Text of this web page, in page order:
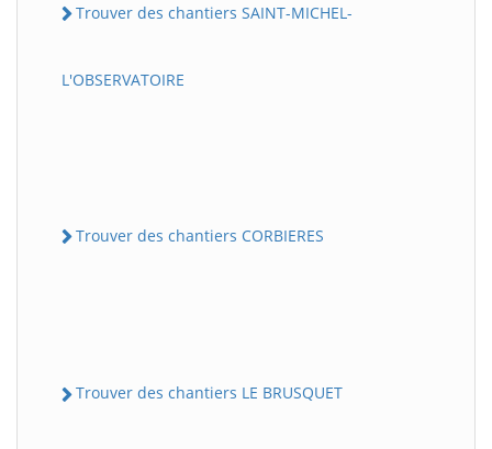
Trouver des chantiers SAINT-MICHEL-
L'OBSERVATOIRE
Trouver des chantiers CORBIERES
Trouver des chantiers LE BRUSQUET